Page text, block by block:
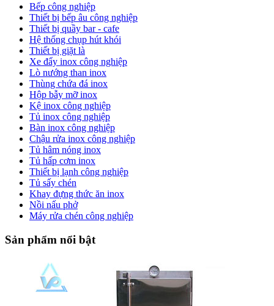
Bếp công nghiệp
Thiết bị bếp âu công nghiệp
Thiết bị quầy bar - cafe
Hệ thống chụp hút khói
Thiết bị giặt là
Xe đẩy inox công nghiệp
Lò nướng than inox
Thùng chứa đá inox
Hộp bẫy mỡ inox
Kệ inox công nghiệp
Tủ inox công nghiệp
Bàn inox công nghiệp
Chậu rửa inox công nghiệp
Tủ hâm nóng inox
Tủ hấp cơm inox
Thiết bị lạnh công nghiệp
Tủ sấy chén
Khay đựng thức ăn inox
Nồi nấu phở
Máy rửa chén công nghiệp
Sản phẩm nổi bật